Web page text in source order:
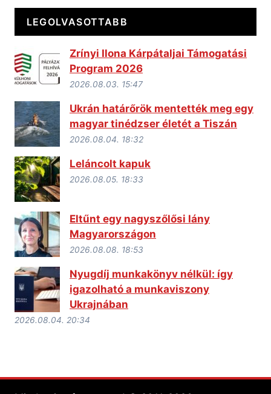
LEGOLVASOTTABB
Zrínyi Ilona Kárpátaljai Támogatási
Program 2026
2026.08.03. 15:47
Ukrán határőrök mentették meg egy
magyar tinédzser életét a Tiszán
2026.08.04. 18:32
Leláncolt kapuk
2026.08.05. 18:33
Eltűnt egy nagyszőlősi lány
Magyarországon
2026.08.08. 18:53
Nyugdíj munkakönyv nélkül: így
igazolható a munkaviszony
Ukrajnában
2026.08.04. 20:34